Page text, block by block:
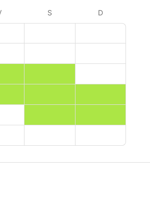
S D